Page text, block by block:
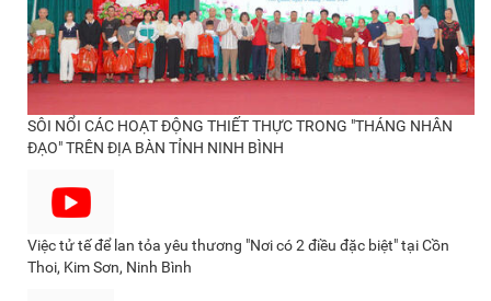
SÔI NỔI CÁC HOẠT ĐỘNG THIẾT THỰC TRONG "THÁNG NHÂN
ĐẠO" TRÊN ĐỊA BÀN TỈNH NINH BÌNH
Việc tử tế để lan tỏa yêu thương "Nơi có 2 điều đặc biệt" tại Cồn
Thoi, Kim Sơn, Ninh Bình